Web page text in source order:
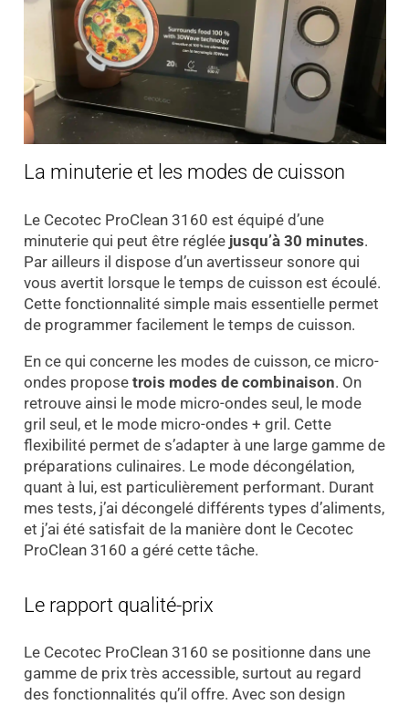
La minuterie et les modes de cuisson
Le Cecotec ProClean 3160 est équipé d’une
minuterie qui peut être réglée jusqu’à 30 minutes.
Par ailleurs il dispose d’un avertisseur sonore qui
vous avertit lorsque le temps de cuisson est écoulé.
Cette fonctionnalité simple mais essentielle permet
de programmer facilement le temps de cuisson.
En ce qui concerne les modes de cuisson, ce micro-
ondes propose trois modes de combinaison. On
retrouve ainsi le mode micro-ondes seul, le mode
gril seul, et le mode micro-ondes + gril. Cette
flexibilité permet de s’adapter à une large gamme de
préparations culinaires. Le mode décongélation,
quant à lui, est particulièrement performant. Durant
mes tests, j’ai décongelé différents types d’aliments,
et j’ai été satisfait de la manière dont le Cecotec
ProClean 3160 a géré cette tâche.
Le rapport qualité-prix
Le Cecotec ProClean 3160 se positionne dans une
gamme de prix très accessible, surtout au regard
des fonctionnalités qu’il offre. Avec son design